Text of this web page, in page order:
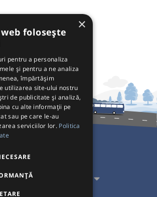
Pentru Călători
Transportatori
×
folosește
pentru a personaliza
și pentru a ne analiza
împărtășim
utilizarea site-ului nostru
de publicitate și analiză,
cu alte informații pe
sau pe care le-au
serviciilor lor. Politica